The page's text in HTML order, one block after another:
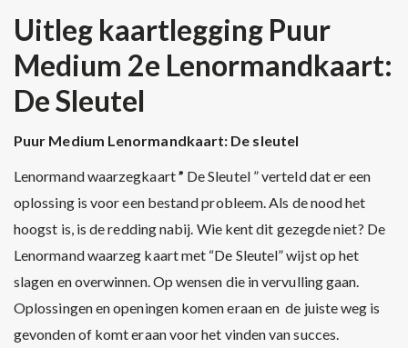
Uitleg kaartlegging Puur
Medium 2e Lenormandkaart:
De Sleutel
Puur Medium Lenormandkaart: De sleutel
Lenormand waarzegkaart” De Sleutel ” verteld dat er een
oplossing is voor een bestand probleem. Als de nood het
hoogst is, is de redding nabij. Wie kent dit gezegde niet? De
Lenormand waarzeg kaart met “De Sleutel” wijst op het
slagen en overwinnen. Op wensen die in vervulling gaan.
Oplossingen en openingen komen eraan en de juiste weg is
gevonden of komt eraan voor het vinden van succes.